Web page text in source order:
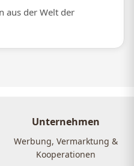
aus der Welt der
Unternehmen
Werbung, Vermarktung &
Kooperationen